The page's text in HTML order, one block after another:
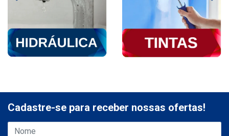
Cadastre-se para receber nossas ofertas!